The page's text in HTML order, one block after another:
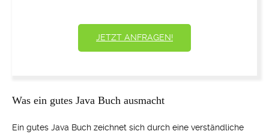
JETZT ANFRAGEN!
Was ein gutes Java Buch ausmacht
Ein gutes Java Buch zeichnet sich durch eine verständliche